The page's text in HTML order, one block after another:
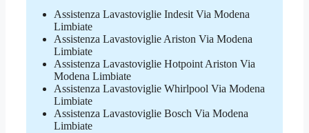
Assistenza Lavastoviglie Indesit Via Modena
Limbiate
Assistenza Lavastoviglie Ariston Via Modena
Limbiate
Assistenza Lavastoviglie Hotpoint Ariston Via
Modena Limbiate
Assistenza Lavastoviglie Whirlpool Via Modena
Limbiate
Assistenza Lavastoviglie Bosch Via Modena
Limbiate